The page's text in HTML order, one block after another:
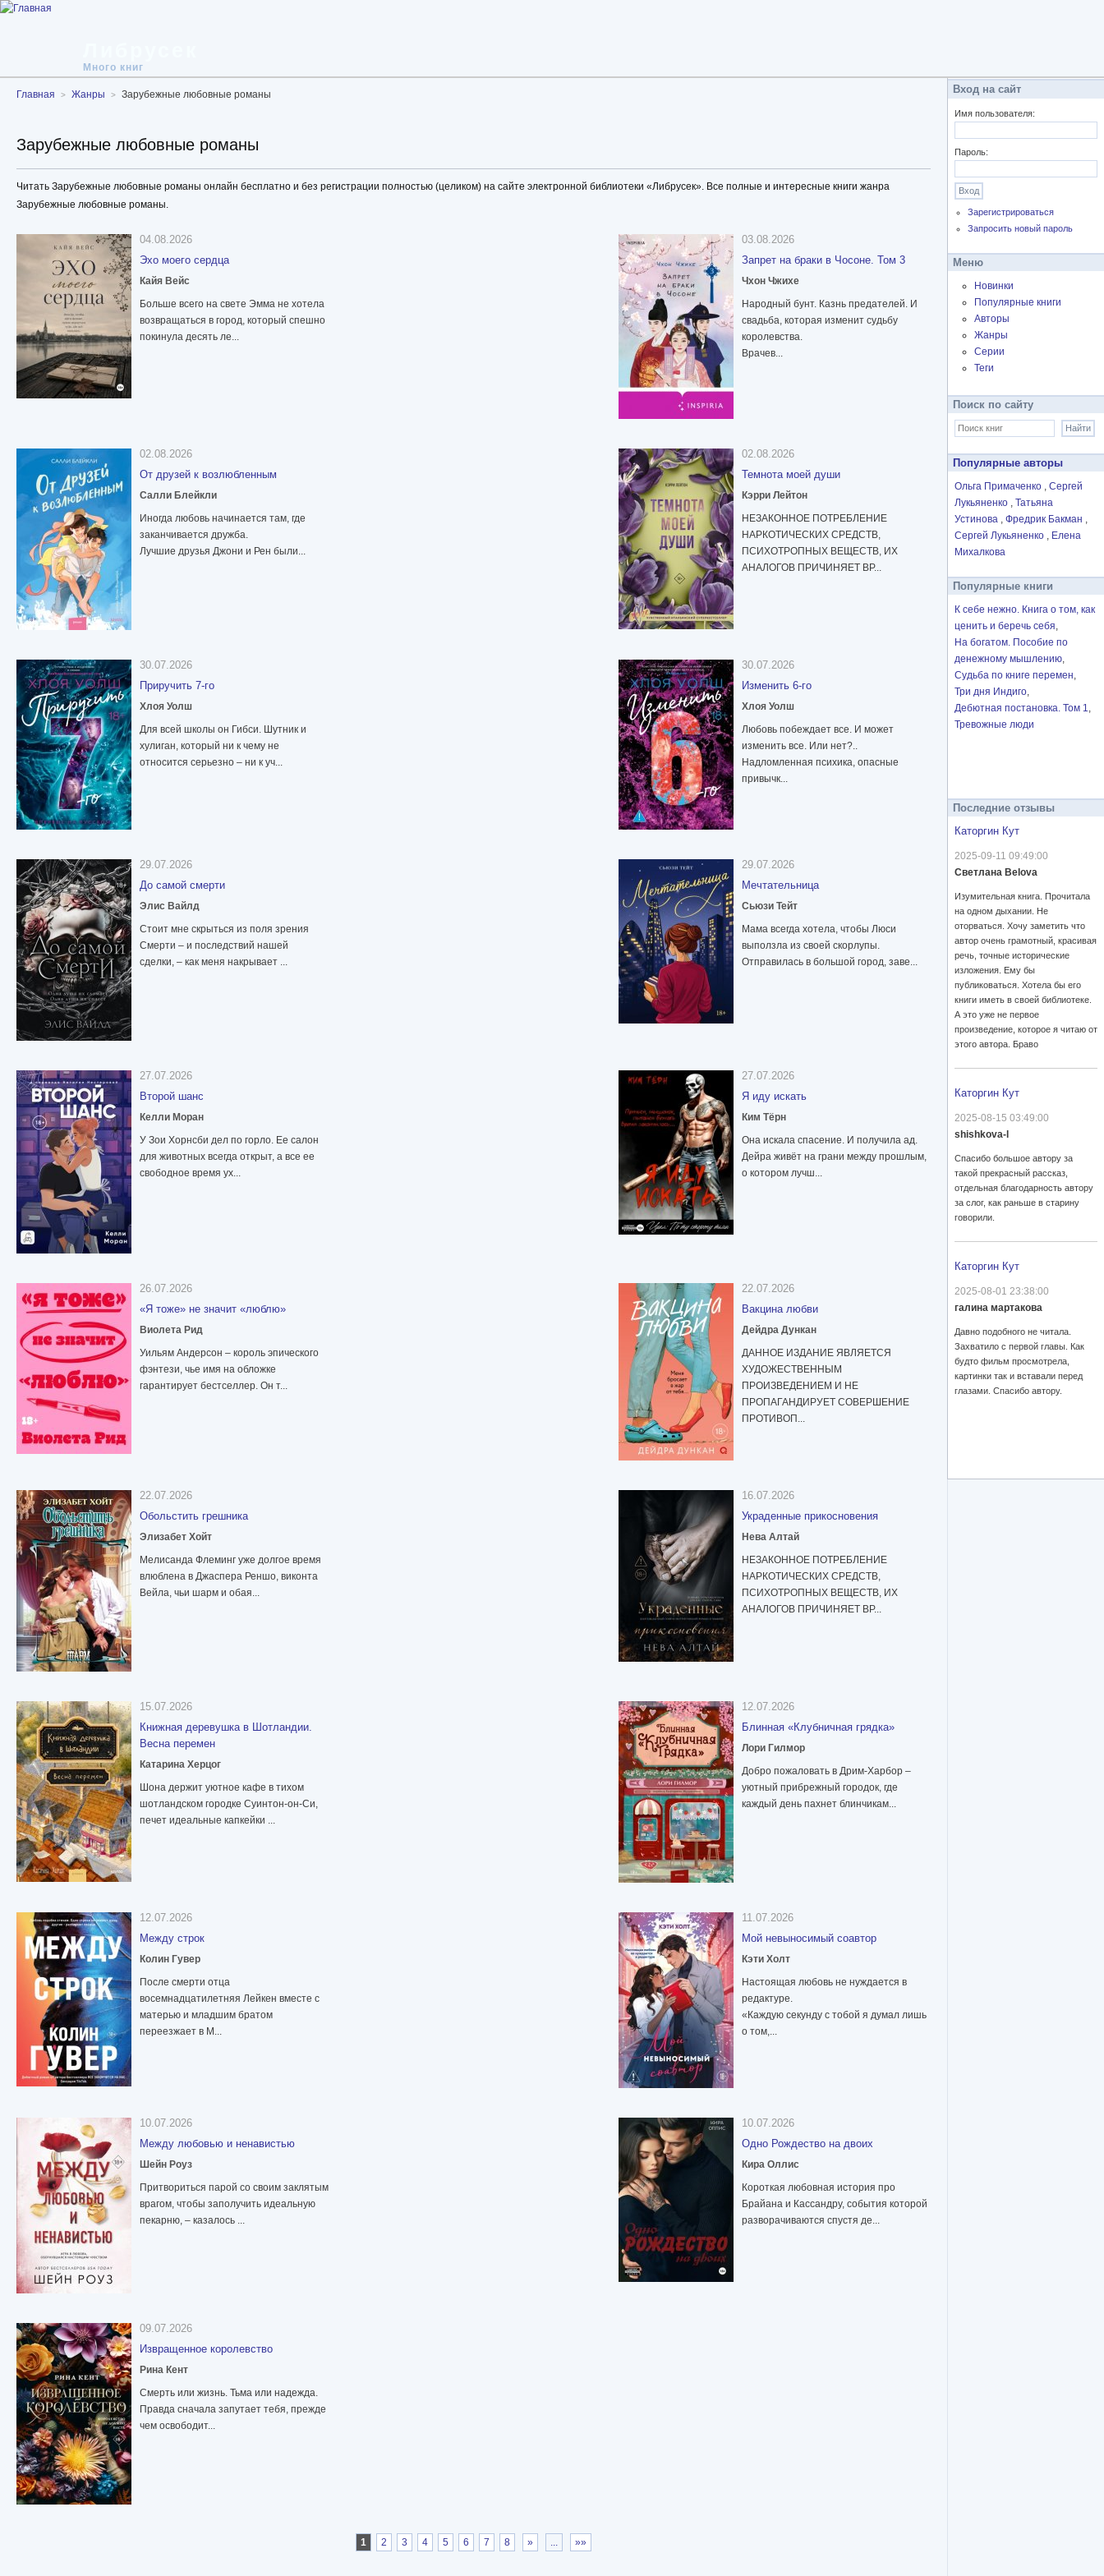
Много книг
Главная Жанры Зарубежные любовные романы
Зарубежные любовные романы
Читать Зарубежные любовные романы онлайн бесплатно и без регистрации полностью (целиком) на сайте электронной библиотеки «Либрусек». Все полные и интересные книги жанра
Зарубежные любовные романы.
04.08.2026
Эхо моего сердца
Кайя Вейс
Больше всего на свете Эмма не хотела
возвращаться в город, который спешно
покинула десять ле...
03.08.2026
Запрет на браки в Чосоне. Том 3
Чхон Чжихе
Народный бунт. Казнь предателей. И
свадьба, которая изменит судьбу
королевства.
Врачев...
02.08.2026
От друзей к возлюбленным
Салли Блейкли
Иногда любовь начинается там, где
заканчивается дружба.
Лучшие друзья Джони и Рен были...
02.08.2026
Темнота моей души
Кэрри Лейтон
НЕЗАКОННОЕ ПОТРЕБЛЕНИЕ
НАРКОТИЧЕСКИХ СРЕДСТВ,
ПСИХОТРОПНЫХ ВЕЩЕСТВ, ИХ
АНАЛОГОВ ПРИЧИНЯЕТ ВР...
30.07.2026
Приручить 7-го
Хлоя Уолш
Для всей школы он Гибси. Шутник и
хулиган, который ни к чему не
относится серьезно – ни к уч...
30.07.2026
Изменить 6-го
Хлоя Уолш
Любовь побеждает все. И может
изменить все. Или нет?..
Надломленная психика, опасные
привычк...
29.07.2026
До самой смерти
Элис Вайлд
Стоит мне скрыться из поля зрения
Смерти – и последствий нашей
сделки, – как меня накрывает ...
29.07.2026
Мечтательница
Сьюзи Тейт
Мама всегда хотела, чтобы Люси
выползла из своей скорлупы.
Отправилась в большой город, заве...
27.07.2026
Второй шанс
Келли Моран
У Зои Хорнсби дел по горло. Ее салон
для животных всегда открыт, а все ее
свободное время ух...
27.07.2026
Я иду искать
Ким Тёрн
Она искала спасение. И получила ад.
Дейра живёт на грани между прошлым,
о котором лучш...
26.07.2026
«Я тоже» не значит «люблю»
Виолета Рид
Уильям Андерсон – король эпического
фэнтези, чье имя на обложке
гарантирует бестселлер. Он т...
22.07.2026
Вакцина любви
Дейдра Дункан
ДАННОЕ ИЗДАНИЕ ЯВЛЯЕТСЯ
ХУДОЖЕСТВЕННЫМ
ПРОИЗВЕДЕНИЕМ И НЕ
ПРОПАГАНДИРУЕТ СОВЕРШЕНИЕ
ПРОТИВОП...
22.07.2026
Обольстить грешника
Элизабет Хойт
Мелисанда Флеминг уже долгое время
влюблена в Джаспера Реншо, виконта
Вейла, чьи шарм и обая...
16.07.2026
Украденные прикосновения
Нева Алтай
НЕЗАКОННОЕ ПОТРЕБЛЕНИЕ
НАРКОТИЧЕСКИХ СРЕДСТВ,
ПСИХОТРОПНЫХ ВЕЩЕСТВ, ИХ
АНАЛОГОВ ПРИЧИНЯЕТ ВР...
15.07.2026
Книжная деревушка в Шотландии.
Весна перемен
Катарина Херцог
Шона держит уютное кафе в тихом
шотландском городке Суинтон-он-Си,
печет идеальные капкейки ...
12.07.2026
Блинная «Клубничная грядка»
Лори Гилмор
Добро пожаловать в Дрим-Харбор –
уютный прибрежный городок, где
каждый день пахнет блинчикам...
12.07.2026
Между строк
Колин Гувер
После смерти отца
восемнадцатилетняя Лейкен вместе с
матерью и младшим братом
переезжает в М...
11.07.2026
Мой невыносимый соавтор
Кэти Холт
Настоящая любовь не нуждается в
редактуре.
«Каждую секунду с тобой я думал лишь
о том,...
10.07.2026
Между любовью и ненавистью
Шейн Роуз
Притвориться парой со своим заклятым
врагом, чтобы заполучить идеальную
пекарню, – казалось ...
10.07.2026
Одно Рождество на двоих
Кира Оллис
Короткая любовная история про
Брайана и Кассандру, события которой
разворачиваются спустя де...
09.07.2026
Извращенное королевство
Рина Кент
Смерть или жизнь. Тьма или надежда.
Правда сначала запутает тебя, прежде
чем освободит...
1 2 3 4 5 6 7 8 » ... »»
Вход на сайт
Имя пользователя:
Пароль:
Зарегистрироваться
Запросить новый пароль
Меню
Новинки
Популярные книги
Авторы
Жанры
Серии
Теги
Поиск по сайту
Популярные авторы
Ольга Примаченко
Сергей
Лукьяненко
Татьяна
Устинова
Фредрик Бакман
Сергей Лукьяненко
Елена
Михалкова
Популярные книги
К себе нежно. Книга о том, как
ценить и беречь себя
На богатом. Пособие по
денежному мышлению
Судьба по книге перемен
Три дня Индиго
Дебютная постановка. Том 1
Тревожные люди
Последние отзывы
Каторгин Кут
2025-09-11 09:49:00
Светлана Belova
Изумительная книга. Прочитала
на одном дыхании. Не
оторваться. Хочу заметить что
автор очень грамотный, красивая
речь, точные исторические
изложения. Ему бы
публиковаться. Хотела бы его
книги иметь в своей библиотеке.
А это уже не первое
произведение, которое я читаю от
этого автора. Браво
Каторгин Кут
2025-08-15 03:49:00
shishkova-l
Спасибо большое автору за
такой прекрасный рассказ,
отдельная благодарность автору
за слог, как раньше в старину
говорили.
Каторгин Кут
2025-08-01 23:38:00
галина мартакова
Давно подобного не читала.
Захватило с первой главы. Как
будто фильм просмотрела,
картинки так и вставали перед
глазами. Спасибо автору.